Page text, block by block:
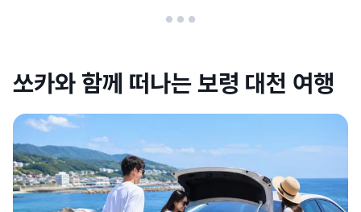
쏘카와 함께 떠나는 보령 대천 여행